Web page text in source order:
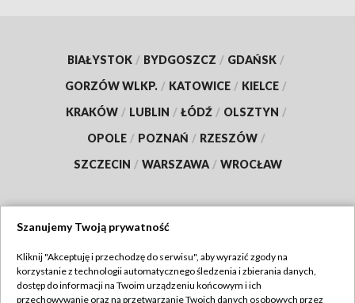
BIAŁYSTOK / BYDGOSZCZ / GDAŃSK /
GORZÓW WLKP. / KATOWICE / KIELCE /
KRAKÓW / LUBLIN / ŁÓDŹ / OLSZTYN /
OPOLE / POZNAŃ / RZESZÓW /
SZCZECIN / WARSZAWA / WROCŁAW
TVP
Szanujemy Twoją prywatność
Kliknij "Akceptuję i przechodzę do serwisu", aby wyrazić zgody na
korzystanie z technologii automatycznego śledzenia i zbierania danych,
dostęp do informacji na Twoim urządzeniu końcowym i ich
przechowywanie oraz na przetwarzanie Twoich danych osobowych przez